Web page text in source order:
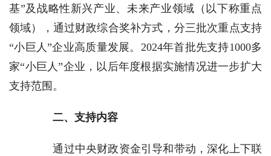
基”及战略性新兴产业、未来产业领域（以下称重点
领域），通过财政综合奖补方式，分三批次重点支持
“小巨人”企业高质量发展。2024年首批先支持1000多
家“小巨人”企业，以后年度根据实施情况进一步扩大
支持范围。
二、支持内容
通过中央财政资金引导和带动，深化上下联